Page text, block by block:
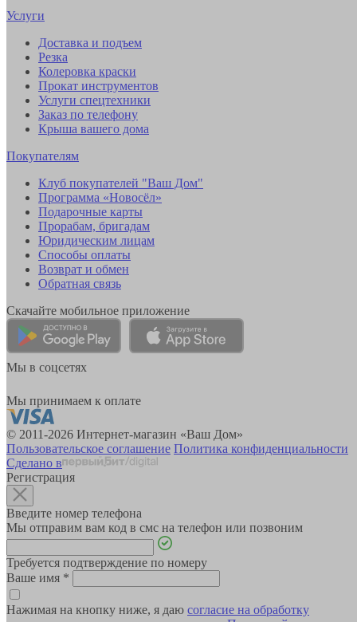
Услуги
Доставка и подъем
Резка
Колеровка краски
Прокат инструментов
Услуги спецтехники
Заказ по телефону
Крыша вашего дома
Покупателям
Клуб покупателей "Ваш Дом"
Программа «Новосёл»
Подарочные карты
Прорабам, бригадам
Юридическим лицам
Способы оплаты
Возврат и обмен
Обратная связь
Скачайте мобильное приложение
Мы в соцсетях
Мы принимаем к оплате
© 2011-2026 Интернет-магазин «Ваш Дом»
Пользовательское соглашение Политика конфиденциальности
Сделано в
Регистрация
Введите номер телефона
Мы отправим вам код в смс на телефон или позвоним
Требуется подтверждение по номеру
Ваше имя *
Нажимая на кнопку ниже, я даю согласие на обработку